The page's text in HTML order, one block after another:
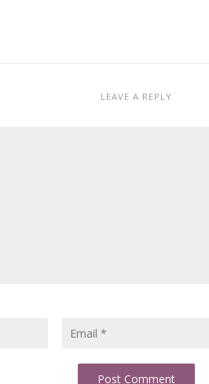
LEAVE A REPLY